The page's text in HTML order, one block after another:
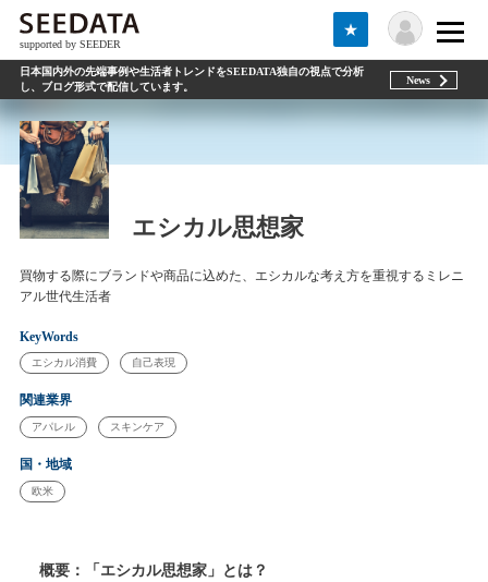
supported by SEEDER
★
日本国内外の先端事例や生活者トレンドをSEEDATA独自の視点で分析
し、ブログ形式で配信しています。
News
エシカル思想家
買物する際にブランドや商品に込めた、エシカルな考え方を重視するミレニ
アル世代生活者
KeyWords
エシカル消費 自己表現
関連業界
アパレル スキンケア
国・地域
欧米
概要：「エシカル思想家」とは？